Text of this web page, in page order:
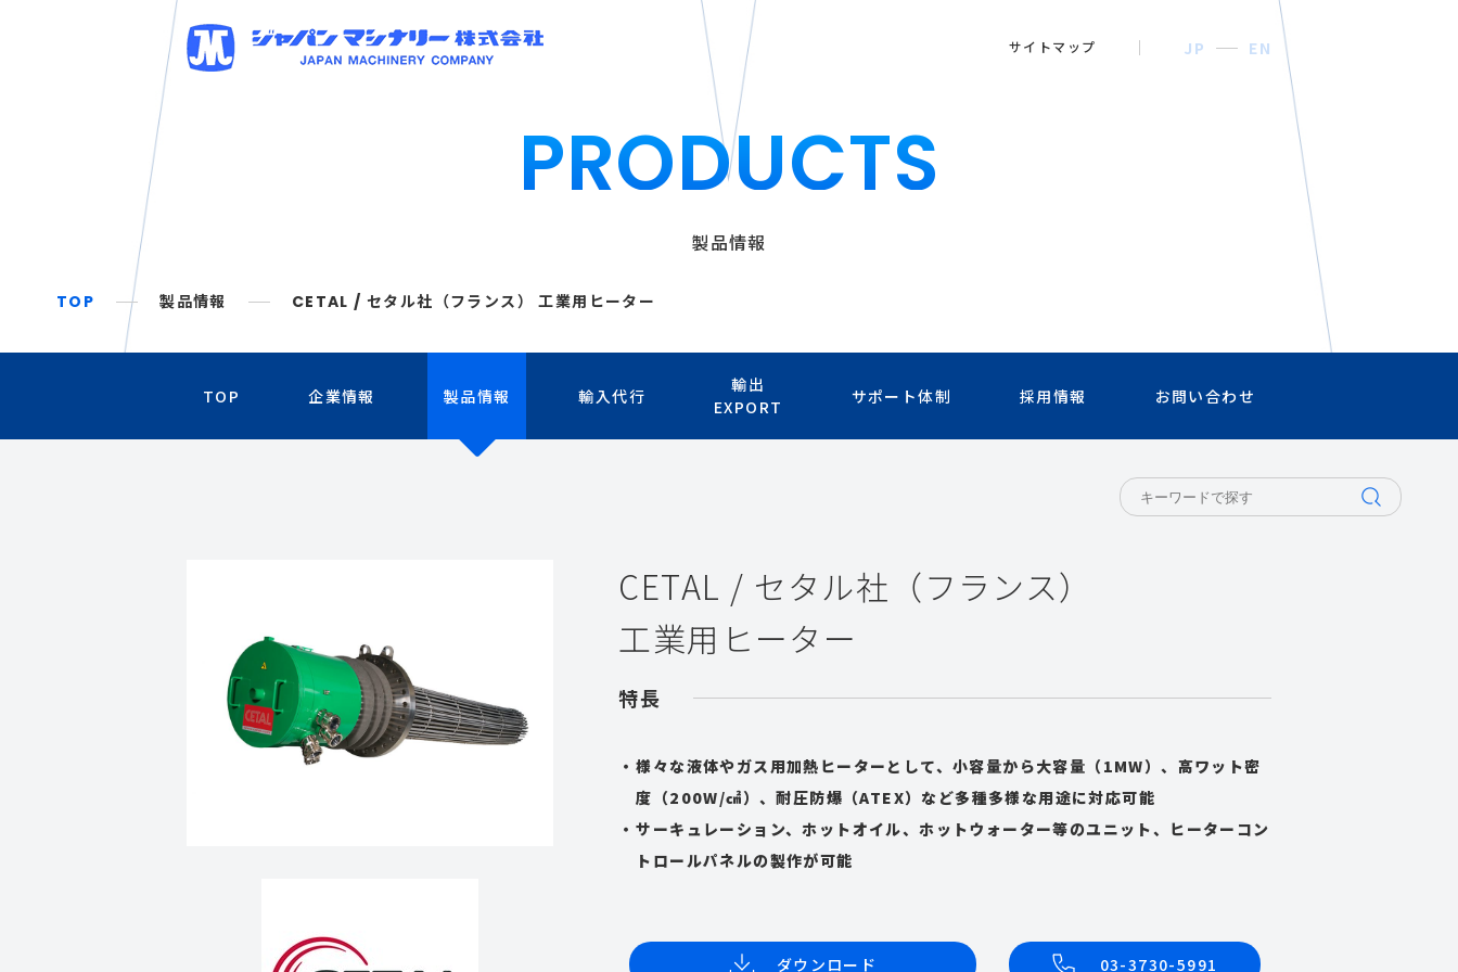
サイトマップ JP EN
PRODUCTS
製品情報
TOP 製品情報 CETAL / セタル社（フランス） 工業用ヒーター
TOP 企業情報 製品情報 輸入代行
輸出
EXPORT
サポート体制 採用情報 お問い合わせ
CETAL / セタル社（フランス）
工業用ヒーター
特長
様々な液体やガス用加熱ヒーターとして、小容量から大容量（1MW）、高ワット密
度（200W/㎠）、耐圧防爆（ATEX）など多種多様な用途に対応可能
サーキュレーション、ホットオイル、ホットウォーター等のユニット、ヒーターコン
トロールパネルの製作が可能
ダウンロード 03-3730-5991